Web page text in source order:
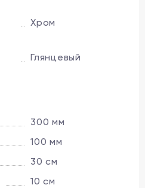
Хром
Глянцевый
300 мм
100 мм
30 см
10 см